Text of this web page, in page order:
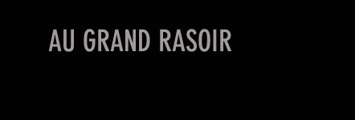
AU GRAND RASOIR